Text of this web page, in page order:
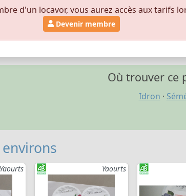
d'un locavor, vous aurez accès aux tarifs
Devenir membre
Où trouver ce
Idron ·
Yaourts Yaourts